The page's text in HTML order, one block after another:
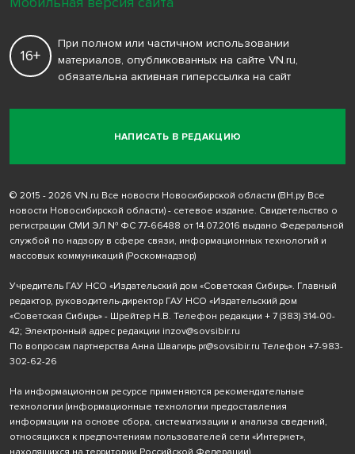
НАПИСАТЬ В РЕДАКЦИЮ
16+
При полном или частичном использовании
материалов, опубликованных на сайте VN.ru,
обязательна активная гиперссылка на сайт
© 2015 - 2026 VN.ru Все новости Новосибирской области (ВН.ру Все
новости Новосибирской области) - сетевое издание. Свидетельство о
регистрации СМИ ЭЛ № ФС 77-66488 от 14.07.2016 выдано Федеральной
службой по надзору в сфере связи, информационных технологий и
массовых коммуникаций (Роскомнадзор)
Учредитель ГАУ НСО «Издательский дом «Советская Сибирь». Главный
редактор, руководитель-директор ГАУ НСО «Издательский дом
«Советская Сибирь» - Шрейтер Н.В. Телефон редакции + 7 (383) 314-00-
42; Электронный адрес редакции inzov@sovsibir.ru
По вопросам партнерства Анна Швагирь pr@sovsibir.ru Телефон +7-983-
302-62-26
На информационном ресурсе применяются рекомендательные
технологии (информационные технологии предоставления
информации на основе сбора, систематизации и анализа сведений,
относящихся к предпочтениям пользователей сети «Интернет»,